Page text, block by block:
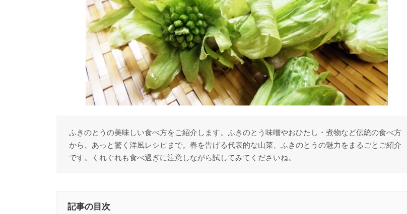
ふきのとうの美味しい食べ方をご紹介します。ふきのとう味噌やおひたし・煮物など伝統の食べ方
から、あっと驚く洋風レシピまで。春を告げる代表的な山菜、ふきのとうの魅力をまるごとご紹介
です。くれぐれも食べ過ぎに注意しながら試してみてくださいね。
記事の目次